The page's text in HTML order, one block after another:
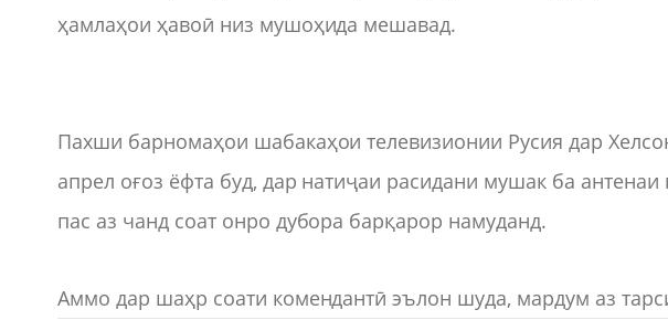
ҳамлаҳои ҳавоӣ низ мушоҳида мешавад.
Пахши барномаҳои шабакаҳои телевизионии Русия дар
апрел оғоз ёфта буд, дар натиҷаи расидани мушак ба
пас аз чанд соат онро дубора барқарор намуданд.
Аммо дар шаҳр соати комендантӣ эълон шуда, мардум аз